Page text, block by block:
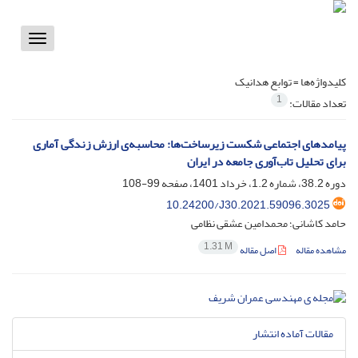
Toggle
کلیدواژه‌ها =توابع هدانیک
تعداد مقالات: 1
پیامدهای اجتماعی شکست زیرساخت‌ها: محاسبه‌ی ارزش زندگی آماری
برای تحلیل تاب‌آوری جامعه در ایران
دوره 38.2، شماره 1.2، خرداد 1401، صفحه
99-108
10.24200/J30.2021.59096.3025
حامد کاشانی؛ محمدامین عشقی نظامی
مشاهده مقاله اصل مقاله 1.31 M
مقالات آماده انتشار